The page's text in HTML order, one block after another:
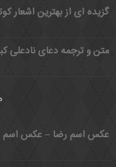
گزیده ای از بهترین اشعار
عکس اسم رضا – عکس اسم